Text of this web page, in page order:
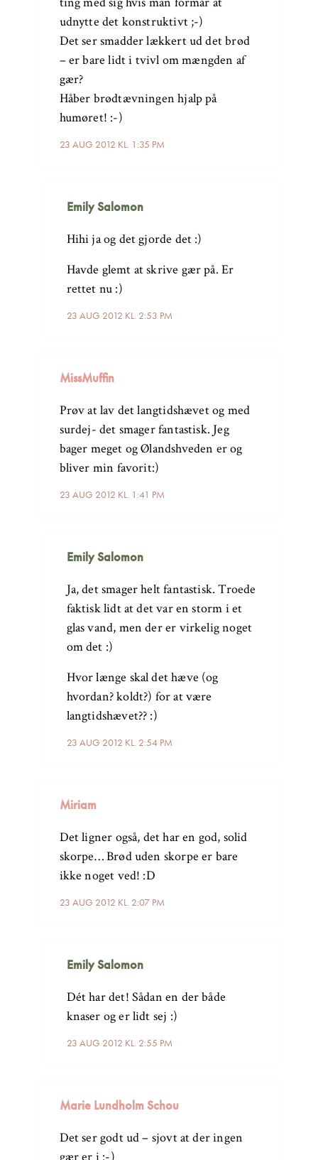
23 AUG 2012 KL. 1:35 PM
udnytte det konstruktivt ;-)
Det ser smadder lækkert ud det brød
– er bare lidt i tvivl om mængden af
gær?
Håber brødtævningen hjalp på
humøret! :-)
Emily Salomon
23 AUG 2012 KL. 2:53 PM
Hihi ja og det gjorde det :)
Havde glemt at skrive gær på. Er
rettet nu :)
MissMuffin
23 AUG 2012 KL. 1:41 PM
Prøv at lav det langtidshævet og med
surdej- det smager fantastisk. Jeg
bager meget og Ølandshveden er og
bliver min favorit:)
Emily Salomon
23 AUG 2012 KL. 2:54 PM
Ja, det smager helt fantastisk. Troede
faktisk lidt at det var en storm i et
glas vand, men der er virkelig noget
om det :)
Hvor længe skal det hæve (og
hvordan? koldt?) for at være
langtidshævet?? :)
Miriam
23 AUG 2012 KL. 2:07 PM
Det ligner også, det har en god, solid
skorpe… Brød uden skorpe er bare
ikke noget ved! :D
Emily Salomon
23 AUG 2012 KL. 2:55 PM
Dét har det! Sådan en der både
knaser og er lidt sej :)
Marie Lundholm Schou
Det ser godt ud – sjovt at der ingen
gær er i :-)